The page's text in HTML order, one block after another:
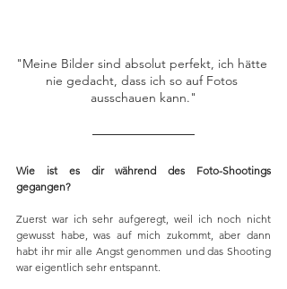
"Meine Bilder sind absolut perfekt, ich hätte
nie gedacht, dass ich so auf Fotos
ausschauen kann."
Wie ist es dir während des Foto-Shootings
gegangen?
Zuerst war ich sehr aufgeregt, weil ich noch nicht
gewusst habe, was auf mich zukommt, aber dann
habt ihr mir alle Angst genommen und das Shooting
war eigentlich sehr entspannt.